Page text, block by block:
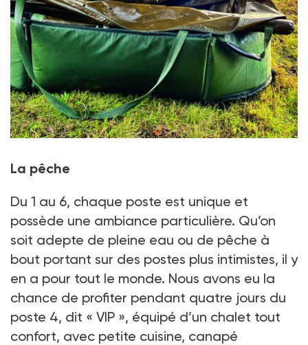
Crédit photo : Laurent Fougeras
La pêche
Du 1 au 6, chaque poste est unique et
possède une ambiance particulière. Qu’on
soit adepte de pleine eau ou de pêche à
bout portant sur des postes plus intimistes, il y
en a pour tout le monde. Nous avons eu la
chance de profiter pendant quatre jours du
poste 4, dit « VIP », équipé d’un chalet tout
confort, avec petite cuisine, canapé